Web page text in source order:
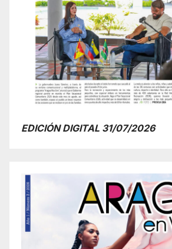
EDICIÓN DIGITAL 31/07/2026